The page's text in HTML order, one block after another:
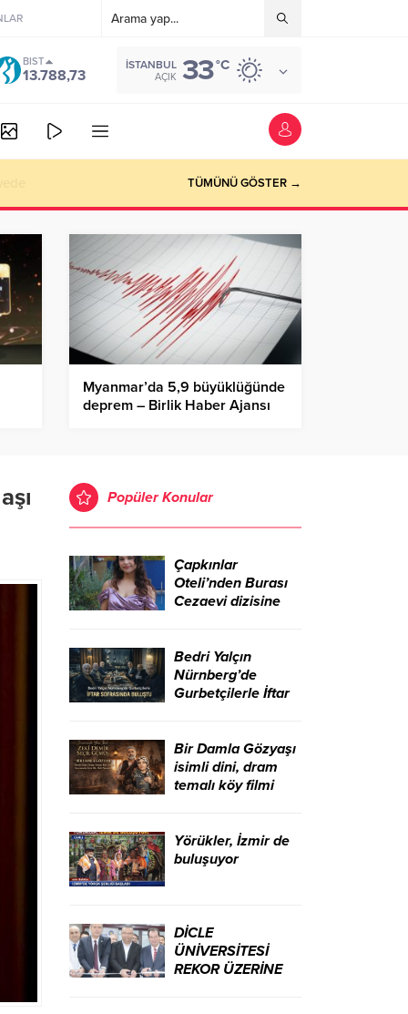
BIST
13.788,73
İSTANBUL
AÇIK 33°C
TÜMÜNÜ GÖSTER →
Myanmar’da 5,9 büyüklüğünde
deprem – Birlik Haber Ajansı
Popüler Konular
Çapkınlar
Oteli’nden Burası
Cezaevi dizisine
Bedri Yalçın
Nürnberg’de
Gurbetçilerle İftar
Bir Damla Gözyaşı
isimli dini, dram
temalı köy filmi
Yörükler, İzmir de
buluşuyor
DİCLE
ÜNİVERSİTESİ
REKOR ÜZERİNE